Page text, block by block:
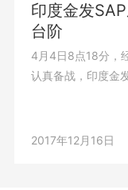
印度金发
台阶
4月4日8点18分，
认真备战，印度金
2017年12月16日